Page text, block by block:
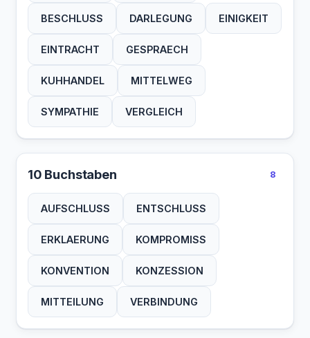
BESCHLUSS DARLEGUNG EINIGKEIT
EINTRACHT GESPRAECH
KUHHANDEL MITTELWEG
SYMPATHIE VERGLEICH
10 Buchstaben 8
AUFSCHLUSS ENTSCHLUSS
ERKLAERUNG KOMPROMISS
KONVENTION KONZESSION
MITTEILUNG VERBINDUNG